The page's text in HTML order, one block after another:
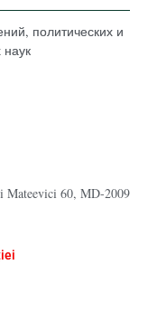
политических и
Mateevici 60, MD-2009